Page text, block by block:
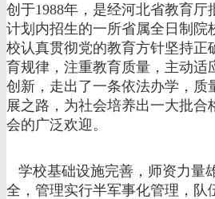
创于1988年，是经河北省教育厅
计划内招生的一所省属全日制院
校认真贯彻党的教育方针坚持正
育规律，注重教育质量，主动适
创新，走出了一条依法办学，质
展之路，为社会培养出一大批合
会的广泛欢迎。
学校基础设施完善，师资力量
全，管理实行半军事化管理，队